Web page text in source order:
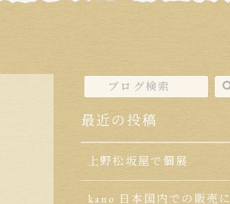
最近の投稿
上野松坂屋で個展
kano 日本国内での販売に